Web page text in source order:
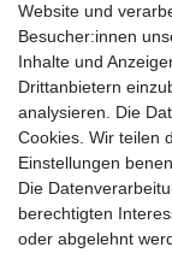
Wie finde ich
Ich bekomme
In meinem
Ware?
Website und
Besucher:innen
Inhalte und
Drittanbietern
analysieren. Die
Cookies. Wir teilen
Einstellungen
Die
berechtigten
oder abgelehnt